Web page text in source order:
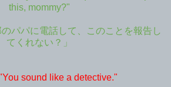
this, mommy?"
パパに電話して、このことを報告し
てくれない？」
sound like a detective."